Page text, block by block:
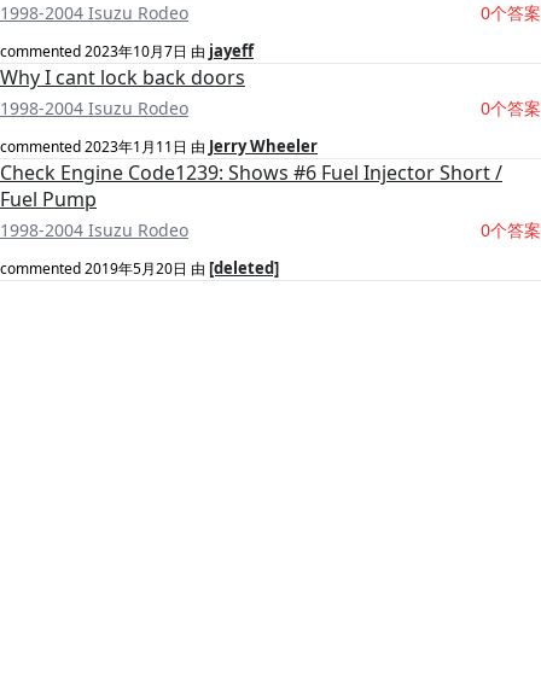
1998-2004 Isuzu Rodeo 0个答案
commented2023年10月7日 由 jayeff
Why I cant lock back doors
1998-2004 Isuzu Rodeo 0个答案
commented2023年1月11日 由 Jerry Wheeler
Check Engine Code1239: Shows #6 Fuel Injector Short /
Fuel Pump
1998-2004 Isuzu Rodeo 0个答案
commented2019年5月20日 由 [deleted]